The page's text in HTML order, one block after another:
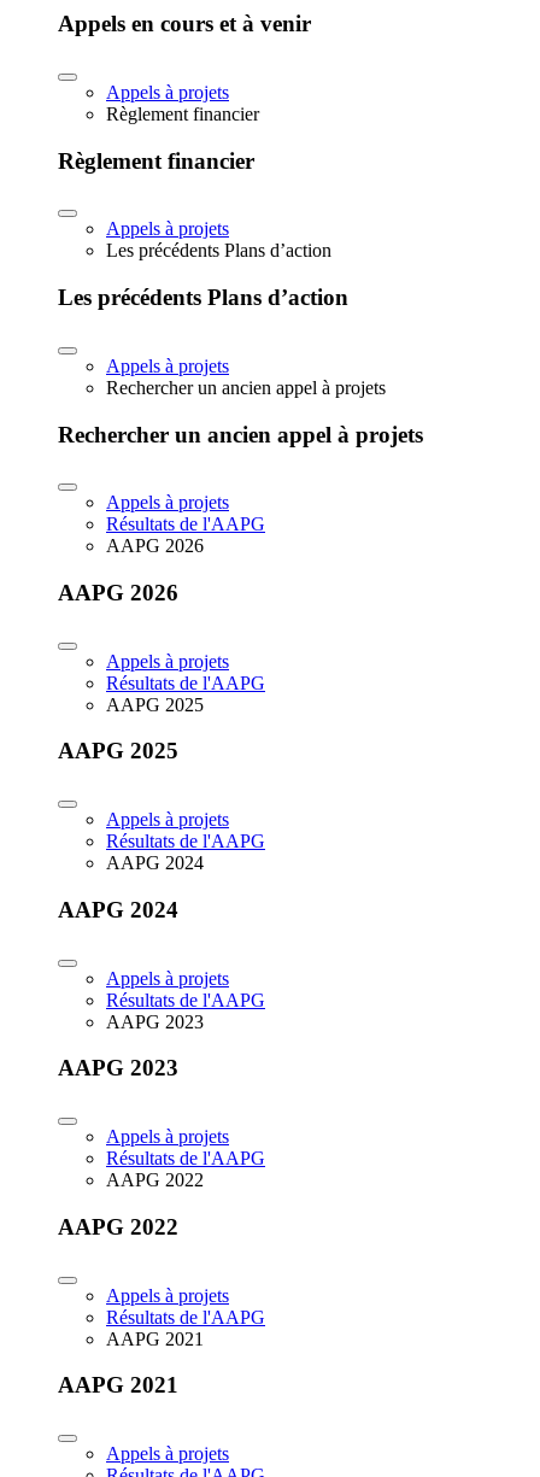
Appels en cours et à venir
Appels à projets
Règlement financier
Règlement financier
Appels à projets
Les précédents Plans d’action
Les précédents Plans d’action
Appels à projets
Rechercher un ancien appel à projets
Rechercher un ancien appel à projets
Appels à projets
Résultats de l'AAPG
AAPG 2026
AAPG 2026
Appels à projets
Résultats de l'AAPG
AAPG 2025
AAPG 2025
Appels à projets
Résultats de l'AAPG
AAPG 2024
AAPG 2024
Appels à projets
Résultats de l'AAPG
AAPG 2023
AAPG 2023
Appels à projets
Résultats de l'AAPG
AAPG 2022
AAPG 2022
Appels à projets
Résultats de l'AAPG
AAPG 2021
AAPG 2021
Appels à projets